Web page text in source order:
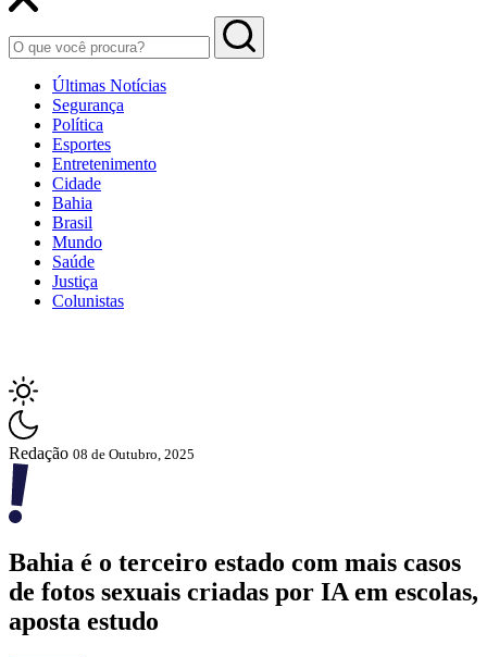
Últimas Notícias
Segurança
Política
Esportes
Entretenimento
Cidade
Bahia
Brasil
Mundo
Saúde
Justiça
Colunistas
Redação 08 de Outubro, 2025
Bahia é o terceiro estado com mais casos
de fotos sexuais criadas por IA em escolas,
aposta estudo